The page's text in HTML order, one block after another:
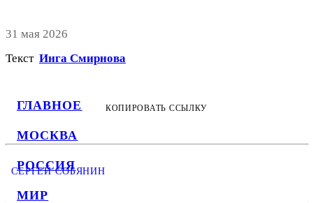
ГЛАВНОЕ
МОСКВА
РОССИЯ
МИР
31 мая 2026
Текст Инга Смирнова
КОПИРОВАТЬ ССЫЛКУ
СЕРГЕЙ СОБЯНИН